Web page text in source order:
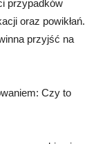
przypadków
oraz powikłań.
przyjść na
Czy to